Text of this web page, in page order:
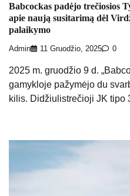
Babcockas padėjo trečiosios
apie naują susitarimą dėl
palaikymo
Admin 11 Gruodžio, 2025 0
2025 m. gruodžio 9 d.
gamykloje pažymėjo du
kilis. Didžiulistrečioji JK tipo